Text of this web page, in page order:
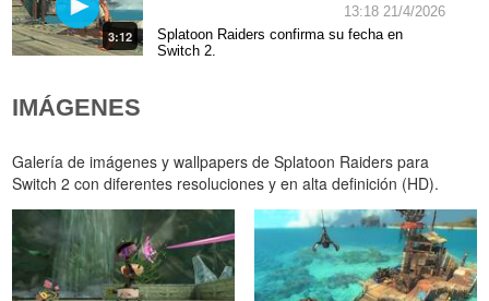
3:12
13:18 21/4/2026
Splatoon Raiders confirma su fecha en
Switch 2.
IMÁGENES
Galería de imágenes y wallpapers de Splatoon Raiders para
Switch 2 con diferentes resoluciones y en alta definición (HD).